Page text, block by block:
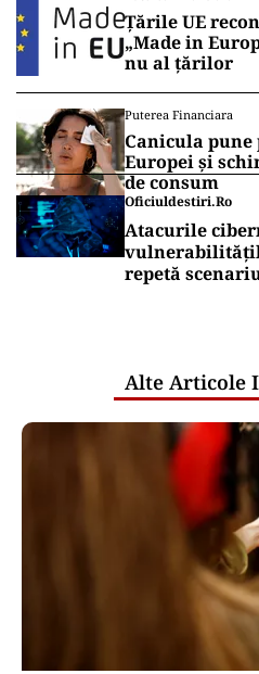
Țările UE
„Made in
nu al țărilor
Puterea Financiara
Canicula pune
Europei și
de consum
Oficiuldestiri.ro
Atacurile
repetă
Alte Articole